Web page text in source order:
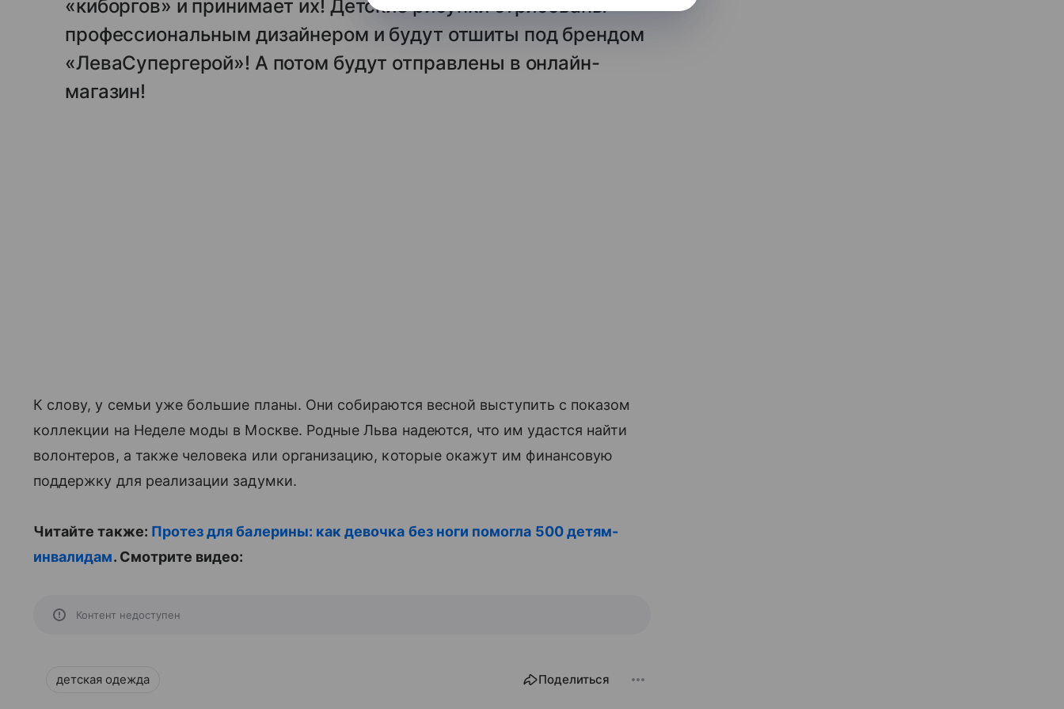
«киборгов» и принимает их! Детские рисунки отрисованы
профессиональным дизайнером и будут отшиты под брендом
«ЛеваСупергерой»! А потом будут отправлены в онлайн-
магазин!
К слову, у семьи уже большие планы. Они собираются весной выступить с показом
коллекции на Неделе моды в Москве. Родные Льва надеются, что им удастся найти
волонтеров, а также человека или организацию, которые окажут им финансовую
поддержку для реализации задумки.
Читайте также: Протез для балерины: как девочка без ноги помогла 500 детям-
инвалидам. Смотрите видео:
Контент недоступен
детская одежда Поделиться